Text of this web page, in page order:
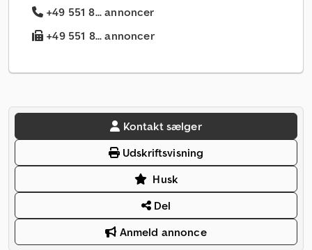
+49 551 8... annoncer
+49 551 8... annoncer
Kontakt sælger
Udskriftsvisning
Husk
Del
Anmeld annonce